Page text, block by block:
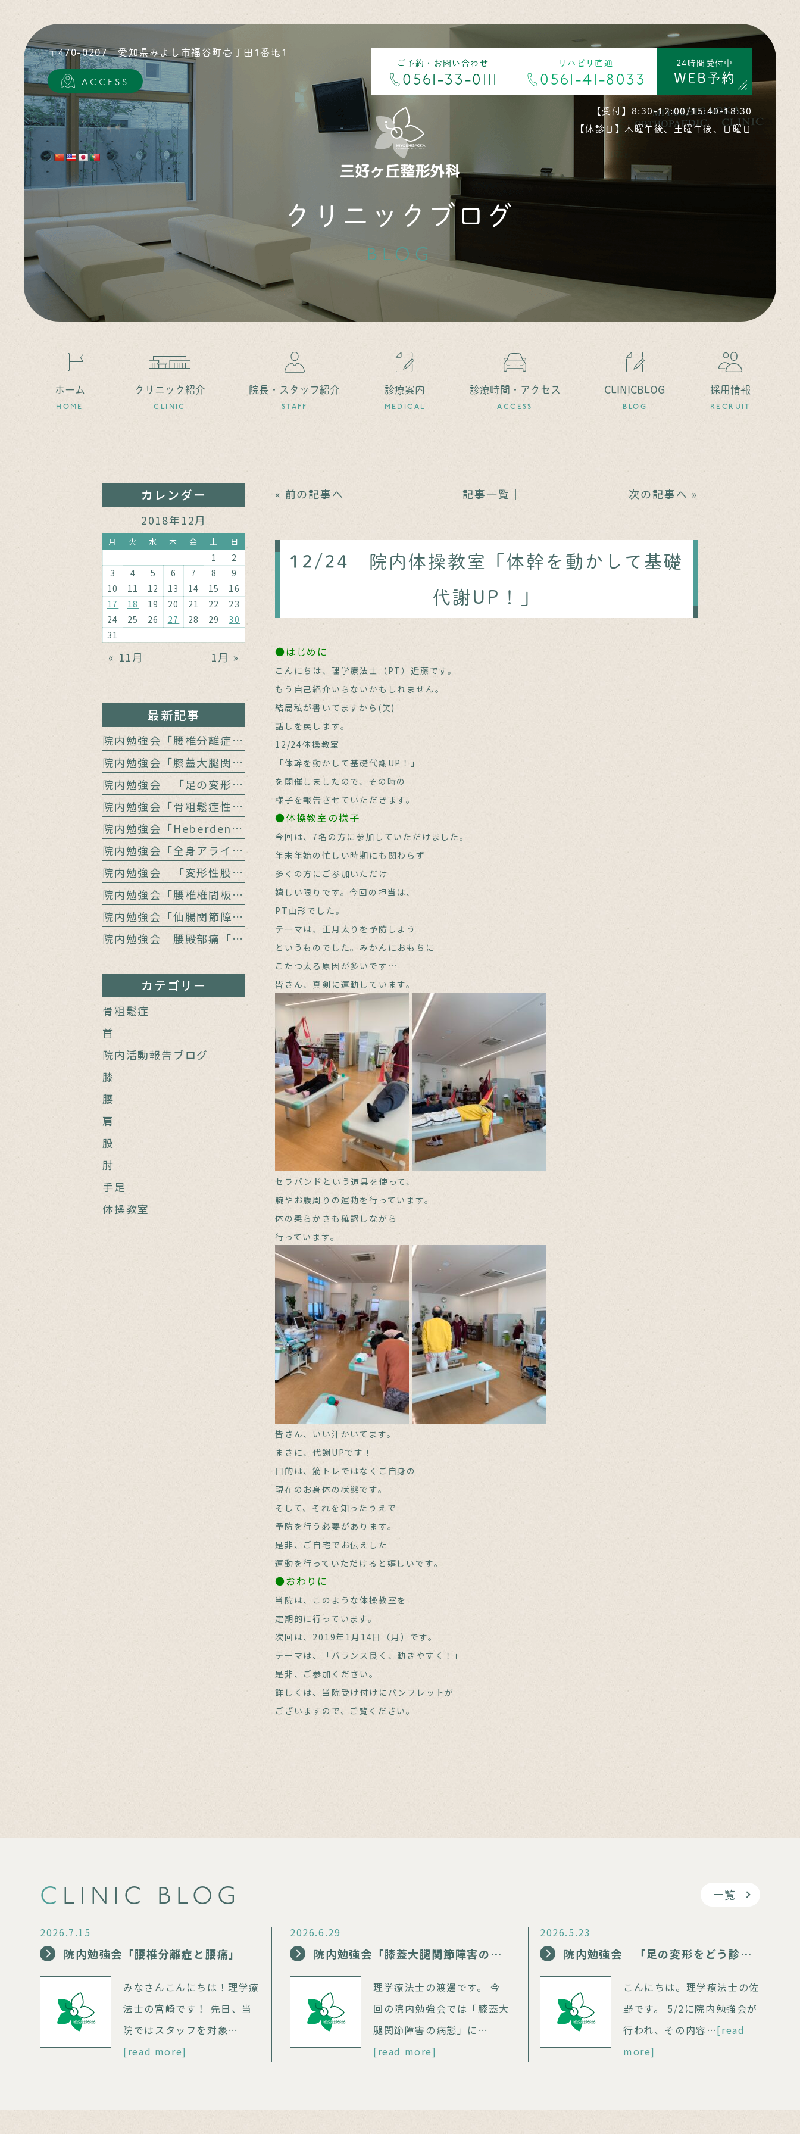
〒470-0207愛知県みよし市福谷町壱丁田1番地1
ACCESS
ご予約・お問い合わせ
0561-33-0111
リハビリ直通
0561-41-8033
24時間受付中
WEB予約
【受付】8:30-12:00/15:40-18:30
【休診日】木曜午後、土曜午後、日曜日
クリニックブログ
BLOG
ホーム
HOME
クリニック紹介
CLINIC
院長・スタッフ紹介
STAFF
診療案内
MEDICAL
診療時間・アクセス
ACCESS
CLINICBLOG
BLOG
採用情報
RECRUIT
« 前の記事へ │記事一覧│ 次の記事へ »
12/24 院内体操教室「体幹を動かして基礎
代謝UP！」
●はじめに
こんにちは、理学療法士（PT）近藤です。
もう自己紹介いらないかもしれません。
結局私が書いてますから(笑)
話しを戻します。
12/24体操教室
「体幹を動かして基礎代謝UP！」
を開催しましたので、その時の
様子を報告させていただきます。
●体操教室の様子
今回は、7名の方に参加していただけました。
年末年始の忙しい時期にも関わらず
多くの方にご参加いただけ
嬉しい限りです。今回の担当は、
PT山形でした。
テーマは、正月太りを予防しよう
というものでした。みかんにおもちに
こたつ太る原因が多いです…
皆さん、真剣に運動しています。
セラバンドという道具を使って、
腕やお腹周りの運動を行っています。
体の柔らかさも確認しながら
行っています。
皆さん、いい汗かいてます。
まさに、代謝UPです！
目的は、筋トレではなくご自身の
現在のお身体の状態です。
そして、それを知ったうえで
予防を行う必要があります。
是非、ご自宅でお伝えした
運動を行っていただけると嬉しいです。
●おわりに
当院は、このような体操教室を
定期的に行っています。
次回は、2019年1月14日（月）です。
テーマは、「バランス良く、動きやすく！」
是非、ご参加ください。
詳しくは、当院受け付けにパンフレットが
ございますので、ご覧ください。
カレンダー
2018年12月
月 火 水 木 金 土 日
1
2
3
4 5 6 7 8
9
10
11 12 13 14 15
16
17
18 19 20 21 22
23
24
25 26 27 28 29
30
31
« 11月 1月 »
最新記事
院内勉強会「腰椎分離症と腰痛」
院内勉強会「膝蓋大腿関節障害の病態」
院内勉強会 「足の変形をどう診る？」
院内勉強会「骨粗鬆症性椎体骨折に対するバルーン椎体形成術」
院内勉強会「Heberden結節の治療」
院内勉強会「全身アライメントの計測」
院内勉強会 「変形性股関節症と腰痛」
院内勉強会「腰椎椎間板障害と腰痛」
院内勉強会「仙腸関節障害と腰痛」
院内勉強会 腰殿部痛「仙腸関節障害」と「上殿皮神経／中殿皮神経障害」をどう見極めるか
カテゴリー
骨粗鬆症
首
院内活動報告ブログ
膝
腰
肩
股
肘
手足
体操教室
CLINIC BLOG 一覧
2026.7.15
院内勉強会「腰椎分離症と腰痛」
みなさんこんにちは！理学療
法士の宮崎です！ 先日、当
院ではスタッフを対象…
[read more]
2026.6.29
院内勉強会「膝蓋大腿関節障害の病態」
理学療法士の渡邊です。 今
回の院内勉強会では「膝蓋大
腿関節障害の病態」に…
[read more]
2026.5.23
院内勉強会 「足の変形をどう診る？」
こんにちは。理学療法士の佐
野です。 5/2に院内勉強会が
行われ、その内容…[read
more]